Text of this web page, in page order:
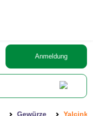
Anmeldung
Gewürze